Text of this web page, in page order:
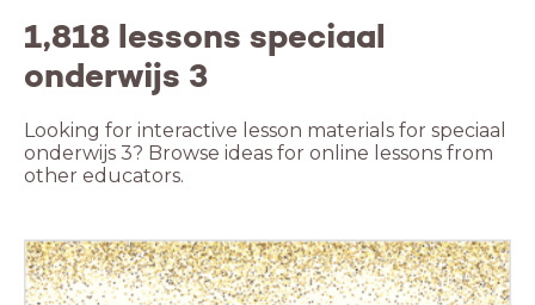
1,818 lessons speciaal
onderwijs 3
Looking for interactive lesson materials for speciaal
onderwijs 3? Browse ideas for online lessons from
other educators.